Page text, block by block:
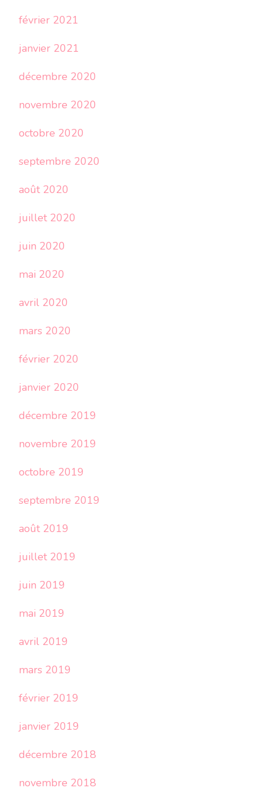
février 2021
janvier 2021
décembre 2020
novembre 2020
octobre 2020
septembre 2020
août 2020
juillet 2020
juin 2020
mai 2020
avril 2020
mars 2020
février 2020
janvier 2020
décembre 2019
novembre 2019
octobre 2019
septembre 2019
août 2019
juillet 2019
juin 2019
mai 2019
avril 2019
mars 2019
février 2019
janvier 2019
décembre 2018
novembre 2018